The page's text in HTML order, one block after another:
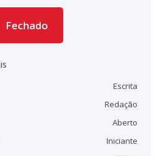
Fechado
Escrita
Redação
Aberto
Iniciante